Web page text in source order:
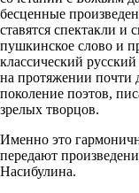
бесценные
ставятся спектакли
пушкинское слово и
классический
на протяжении почти
поколение поэтов,
зрелых творцов.
Именно это
передают
Насибулина.